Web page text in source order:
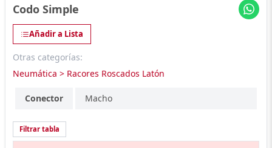
Codo Simple
Añadir a Lista
Otras categorías:
Neumática > Racores Roscados Latón
Conector Macho
Filtrar tabla